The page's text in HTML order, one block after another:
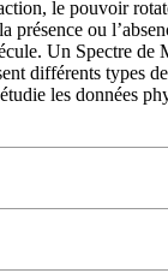
le pouvoir
présence ou
Un Spectre
différents types
les données